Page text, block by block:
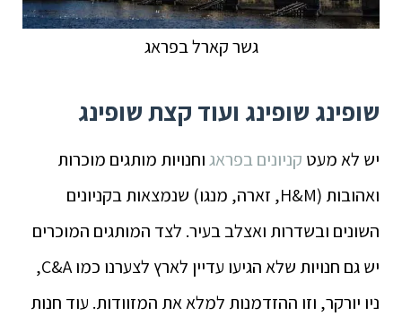
גשר קארל בפראג
שופינג שופינג ועוד קצת שופינג
יש לא מעט קניונים בפראגוחנויות מותגים מוכרות
ואהובות (H&M, זארה, מנגו) שנמצאות בקניונים
השונים ובשדרות ואצלב בעיר. לצד המותגים המוכרים
יש גם חנויות שלא הגיעו עדיין לארץ לצערנו כמו C&A,
ניו יורקר, וזו ההזדמנות למלא את המזוודות. עוד חנות